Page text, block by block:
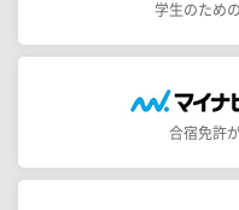
学生のため
合宿免許